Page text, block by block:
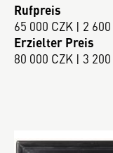
Rufpreis
65 000 CZK | 2
Erzielter Preis
80 000 CZK | 3